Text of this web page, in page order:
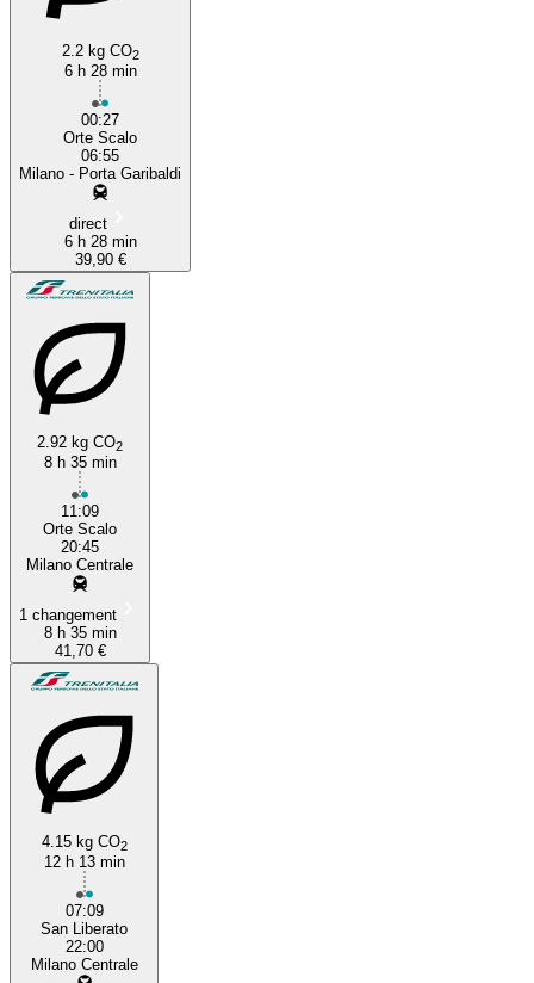
2.2 kg CO2
6 h 28 min
00:27
Orte Scalo
06:55
Milano - Porta Garibaldi
direct
6 h 28 min
39,90 €
2.92 kg CO2
8 h 35 min
11:09
Orte Scalo
20:45
Milano Centrale
1 changement
8 h 35 min
41,70 €
4.15 kg CO2
12 h 13 min
07:09
San Liberato
22:00
Milano Centrale